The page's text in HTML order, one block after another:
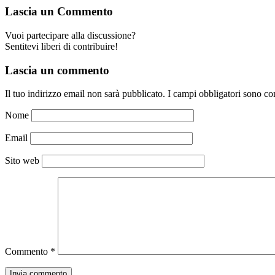
Lascia un Commento
Vuoi partecipare alla discussione?
Sentitevi liberi di contribuire!
Lascia un commento
Il tuo indirizzo email non sarà pubblicato. I campi obbligatori sono
Nome
Email
Sito web
Commento *